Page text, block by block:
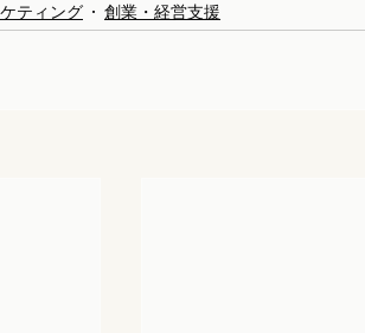
ティング 創業・経営支援